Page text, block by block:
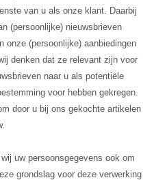
van u als onze klant. Daarbij
(persoonlijke) nieuwsbrieven
onze (persoonlijke) aanbiedingen
denken dat ze relevant zijn voor
naar u als potentiële
voor hebben gekregen.
door u bij ons gekochte artikelen
uw persoonsgegevens ook om
grondslag voor deze verwerking